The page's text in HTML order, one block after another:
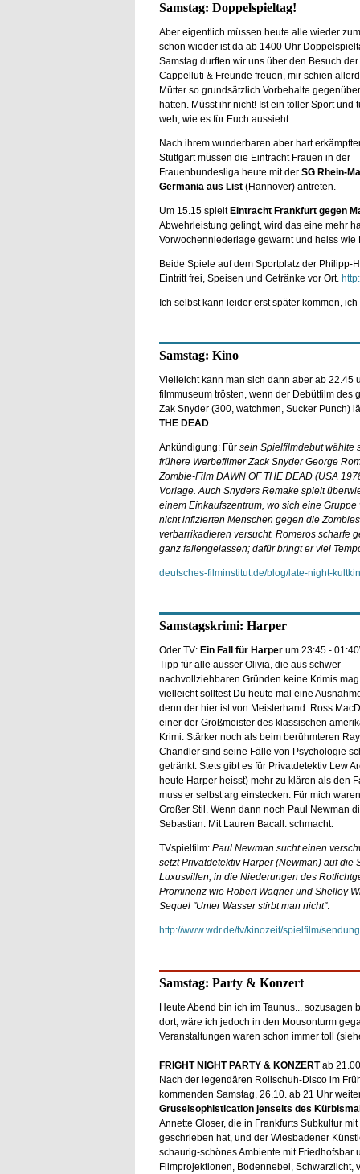
Samstag: Doppelspieltag!
Aber eigentlich müssen heute alle wieder
schon wieder ist da ab 1400 Uhr
Samstag durften wir uns über den Besuch
Cappelluti & Freunde freuen, mir schien
Mütter so grundsätzlich Vorbehalte
hatten. Müsst ihr nicht! Ist ein toller Sport und
weh, wie es für Euch aussieht.
Nach ihrem wunderbaren aber hart
Stuttgart müssen die Eintracht Frauen in der
Frauenbundesliga heute mit der SG Rhein-
Germania aus List(Hannover) antreten.
Um 15.15 spielt Eintracht Frankfurt gegen
Abwehrleistung gelingt, wird das eine mehr
Vorwochenniederlage gewarnt und heiss wie
Beide Spiele auf dem Sportplatz der
Eintritt frei, Speisen und Getränke vor Ort.
Ich selbst kann leider erst später kommen,
Samstag: Kino
Vielleicht kann man sich dann aber ab 22.45
filmmuseum trösten, wenn der Debütfilm des
Zak Snyder (300, watchmen, Sucker Punch)
THE DEAD.
Ankündigung: Fürsein Spielfilmdebut wählte
frühere Werbefilmer Zack Snyder George
Zombie-Film DAWN OF THE DEAD (USA
Vorlage. Auch Snyders Remake spielt
einem Einkaufszentrum, wo sich eine Gruppe
nicht infizierten Menschen gegen die
verbarrikadieren versucht. Romeros scharfe
ganz fallengelassen; dafür bringt er viel
deutsches-filminstitut.de/blog/late-night-
Samstagskrimi: Harper
Oder TV: Ein Fall für Harper um 23:45 -
Tipp für alle ausser Olivia, die aus schwer
nachvollziehbaren Gründen keine Krimis
vielleicht solltest Du heute mal eine
denn der hier ist von Meisterhand: Ross
einer der Großmeister des klassischen
Krimi. Stärker noch als beim berühmteren
Chandler sind seine Fälle von Psychologie
getränkt. Stets gibt es für Privatdetektiv Lew
heute Harper heisst) mehr zu klären als den
muss er selbst arg einstecken. Für mich
Großer Stil. Wenn dann noch Paul Newman
Sebastian: Mit Lauren Bacall. schmacht.
TVspielfilm: Paul Newman sucht einen
setzt Privatdetektiv Harper (Newman) auf
Luxusvillen, in die Niederungen des
Prominenz wie Robert Wagner und Shelley
Sequel "Unter Wasser stirbt man nicht".
http://www.wdr.de/tv/kinozeit/spielfilm/
Samstag: Party & Konzert
Heute Abend bin ich im Taunus... sozusagen
dort, wäre ich jedoch in den Mousonturm
Veranstaltungen waren schon immer toll
FRIGHT NIGHT PARTY & KONZERTab
Nach der legendären Rollschuh-Disco im
kommenden Samstag, 26.10. ab 21 Uhr
Gruselsophistication jenseits des
Annette Gloser, die in Frankfurts Subkultur
geschrieben hat, und der Wiesbadener
schaurig-schönes Ambiente mit Friedhofsbar
Filmprojektionen, Bodennebel,